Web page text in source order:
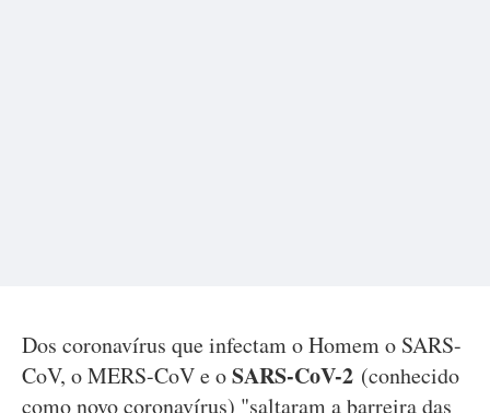
Dos coronavírus que infectam o Homem o SARS-
CoV, o MERS-CoV e oSARS-CoV-2 (conhecido
como novo coronavírus) "saltaram a barreira das